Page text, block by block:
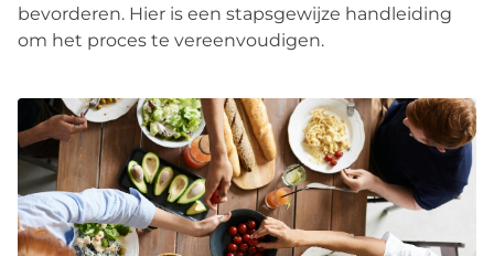
bevorderen. Hier is een stapsgewijze handleiding
om het proces te vereenvoudigen.